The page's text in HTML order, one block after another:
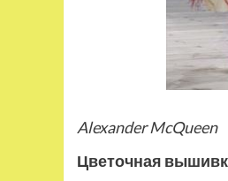
Alexander McQueen
Цветочная